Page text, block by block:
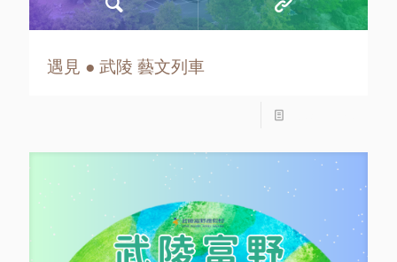
遇見 ● 武陵 藝文列車